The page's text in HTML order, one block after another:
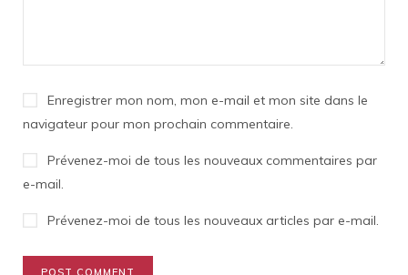
Enregistrer mon nom, mon e-mail et mon site dans le
navigateur pour mon prochain commentaire.
Prévenez-moi de tous les nouveaux commentaires par
e-mail.
Prévenez-moi de tous les nouveaux articles par e-mail.